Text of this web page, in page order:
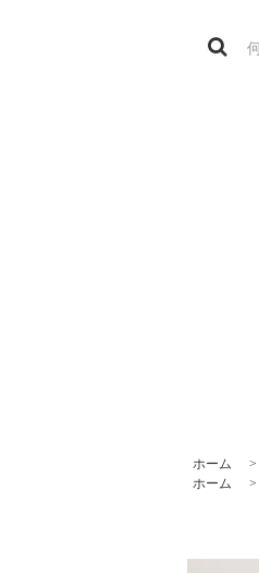
ホーム >
ホーム
>